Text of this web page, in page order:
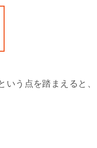
いう点を踏まえると